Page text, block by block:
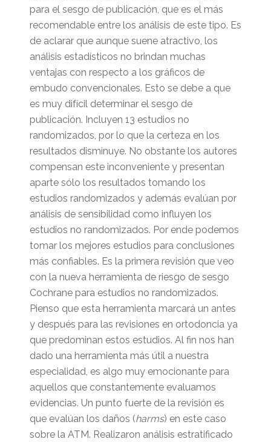
para el sesgo de publicación, que es el más
recomendable entre los análisis de este tipo. Es
de aclarar que aunque suene atractivo, los
análisis estadísticos no brindan muchas
ventajas con respecto a los gráficos de
embudo convencionales. Esto se debe a que
es muy difícil determinar el sesgo de
publicación. Incluyen 13 estudios no
randomizados, por lo que la certeza en los
resultados disminuye. No obstante los autores
compensan este inconveniente y presentan
aparte sólo los resultados tomando los
estudios randomizados y además evalúan por
análisis de sensibilidad como influyen los
estudios no randomizados. Por ende podemos
tomar los mejores estudios para conclusiones
más confiables. Es la primera revisión que veo
con la nueva herramienta de riesgo de sesgo
Cochrane para estudios no randomizados.
Pienso que esta herramienta marcará un antes
y después para las revisiones en ortodoncia ya
que predominan estos estudios. Al fin nos han
dado una herramienta más útil a nuestra
especialidad, es algo muy emocionante para
aquellos que constantemente evaluamos
evidencias. Un punto fuerte de la revisión es
que evalúan los daños (harms) en este caso
sobre la ATM. Realizaron análisis estratificado